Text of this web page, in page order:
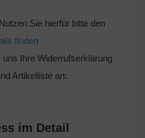
Sie hierfür bitte den
finden
Ihre Widerrufserklärung
Artikelliste an:
im Detail